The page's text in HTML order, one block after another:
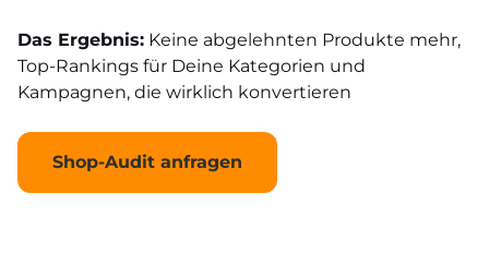
Das Ergebnis: Keine abgelehnten Produkte mehr,
Top-Rankings für Deine Kategorien und
Kampagnen, die wirklich konvertieren
Shop-Audit anfragen